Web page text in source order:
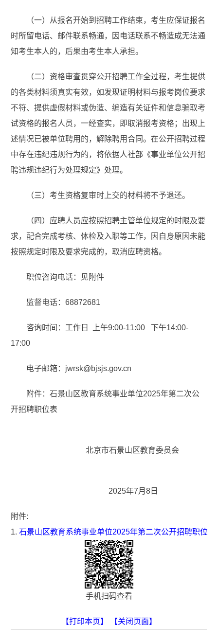
（一）从报名开始到招聘工作结束，考生应保证报名
时所留电话、邮件联系畅通，因电话联系不畅造成无法通
知考生本人的，后果由考生本人承担。
（二）资格审查贯穿公开招聘工作全过程，考生提供
的各类材料须真实有效，如发现证明材料与报考岗位要求
不符、提供虚假材料或伪造、编造有关证件和信息骗取考
试资格的报名人员，一经查实，即取消报考资格；出现上
述情况已被单位聘用的，解除聘用合同。在公开招聘过程
中存在违纪违规行为的，将依据人社部《事业单位公开招
聘违规违纪行为处理规定》处理。
（三）考生资格复审时上交的材料将不予退还。
（四）应聘人员应按照招聘主管单位规定的时限及要
求，配合完成考核、体检及入职等工作，因自身原因未能
按照规定时限及要求完成的，取消应聘资格。
职位咨询电话：见附件
监督电话：68872681
咨询时间：工作日 上午9:00-11:00 下午14:00-
17:00
电子邮箱：jwrsk@bjsjs.gov.cn
附件：石景山区教育系统事业单位2025年第二次公
开招聘职位表
北京市石景山区教育委员会
2025年7月8日
附件:
1.石景山区教育系统事业单位2025年第二次公开招聘职位表
手机扫码查看
【打印本页】 【关闭页面】